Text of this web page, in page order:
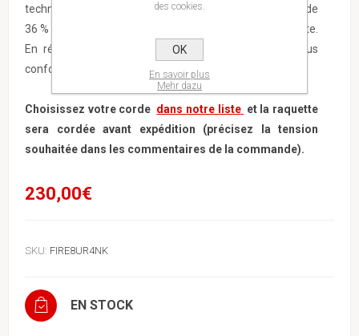
technologie X-Damp améliorée, qui réduit les vibrations de
36 % pour un confort accru et une fatigue du bras réduite.
En résumé, une remplaçante plus performante et plus
confortable de la TF-X1.
Choisissez votre corde dans notre liste et la raquette
sera cordée avant expédition (précisez la tension
souhaitée dans les commentaires de la commande).
230,00€
SKU: FIRE8UR4NK
EN STOCK
des cookies.
OK
En savoir plus
Mehr dazu